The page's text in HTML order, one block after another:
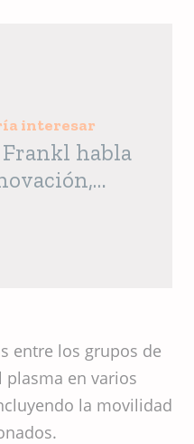
interesar
habla
entre los grupos de
en varios
la movilidad